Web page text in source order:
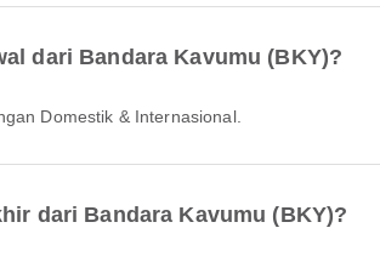
dari Bandara Kavumu (BKY)?
Domestik & Internasional.
dari Bandara Kavumu (BKY)?